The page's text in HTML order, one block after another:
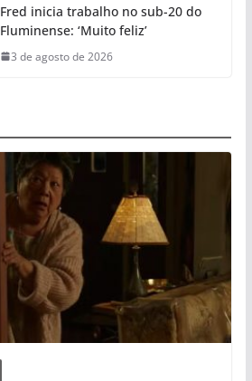
Fred inicia trabalho no sub-20 do
Fluminense: ‘Muito feliz’
3 de agosto de 2026